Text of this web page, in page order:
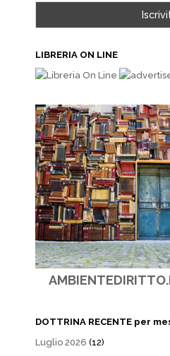
LIBRERIA ON LINE
DOTTRINA RECENTE per
Luglio 2026 (12)